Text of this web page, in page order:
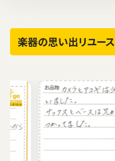
楽器の思い出リユース